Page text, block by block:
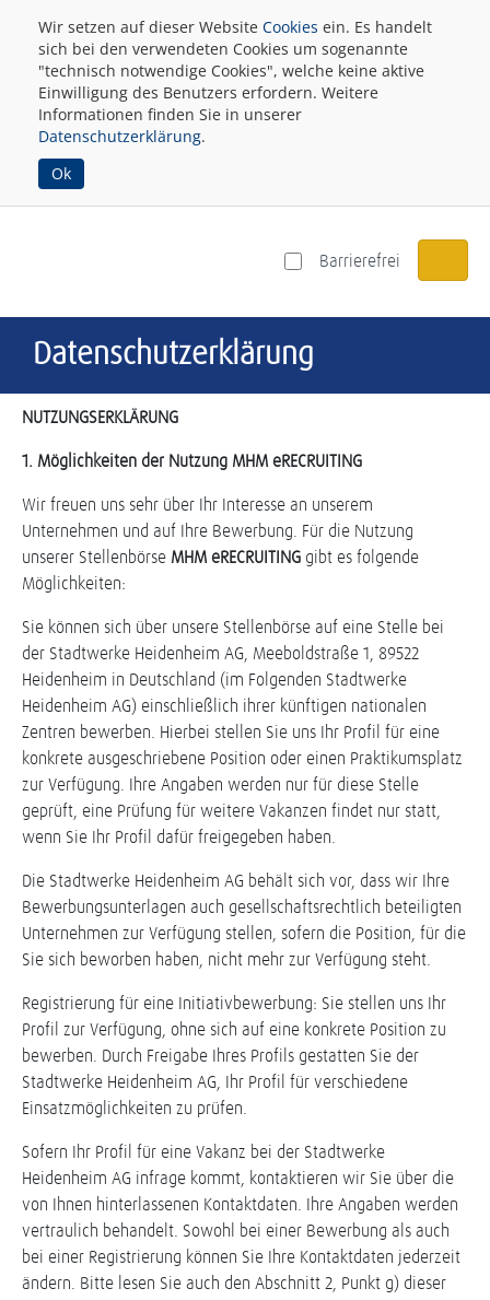
Wir setzen auf dieser Website Cookies ein. Es handelt
sich bei den verwendeten Cookies um sogenannte
"technisch notwendige Cookies", welche keine aktive
Einwilligung des Benutzers erfordern. Weitere
Informationen finden Sie in unserer
Datenschutzerklärung.
Ok
Barrierefrei
Datenschutzerklärung
NUTZUNGSERKLÄRUNG
1. Möglichkeiten der Nutzung MHM eRECRUITING
Wir freuen uns sehr über Ihr Interesse an unserem
Unternehmen und auf Ihre Bewerbung. Für die Nutzung
unserer Stellenbörse MHM eRECRUITING gibt es folgende
Möglichkeiten:
Sie können sich über unsere Stellenbörse auf eine Stelle bei
der Stadtwerke Heidenheim AG, Meeboldstraße 1, 89522
Heidenheim in Deutschland (im Folgenden Stadtwerke
Heidenheim AG) einschließlich ihrer künftigen nationalen
Zentren bewerben. Hierbei stellen Sie uns Ihr Profil für eine
konkrete ausgeschriebene Position oder einen Praktikumsplatz
zur Verfügung. Ihre Angaben werden nur für diese Stelle
geprüft, eine Prüfung für weitere Vakanzen findet nur statt,
wenn Sie Ihr Profil dafür freigegeben haben.
Die Stadtwerke Heidenheim AG behält sich vor, dass wir Ihre
Bewerbungsunterlagen auch gesellschaftsrechtlich beteiligten
Unternehmen zur Verfügung stellen, sofern die Position, für die
Sie sich beworben haben, nicht mehr zur Verfügung steht.
Registrierung für eine Initiativbewerbung: Sie stellen uns Ihr
Profil zur Verfügung, ohne sich auf eine konkrete Position zu
bewerben. Durch Freigabe Ihres Profils gestatten Sie der
Stadtwerke Heidenheim AG, Ihr Profil für verschiedene
Einsatzmöglichkeiten zu prüfen.
Sofern Ihr Profil für eine Vakanz bei der Stadtwerke
Heidenheim AG infrage kommt, kontaktieren wir Sie über die
von Ihnen hinterlassenen Kontaktdaten. Ihre Angaben werden
vertraulich behandelt. Sowohl bei einer Bewerbung als auch
bei einer Registrierung können Sie Ihre Kontaktdaten jederzeit
ändern. Bitte lesen Sie auch den Abschnitt 2, Punkt g) dieser